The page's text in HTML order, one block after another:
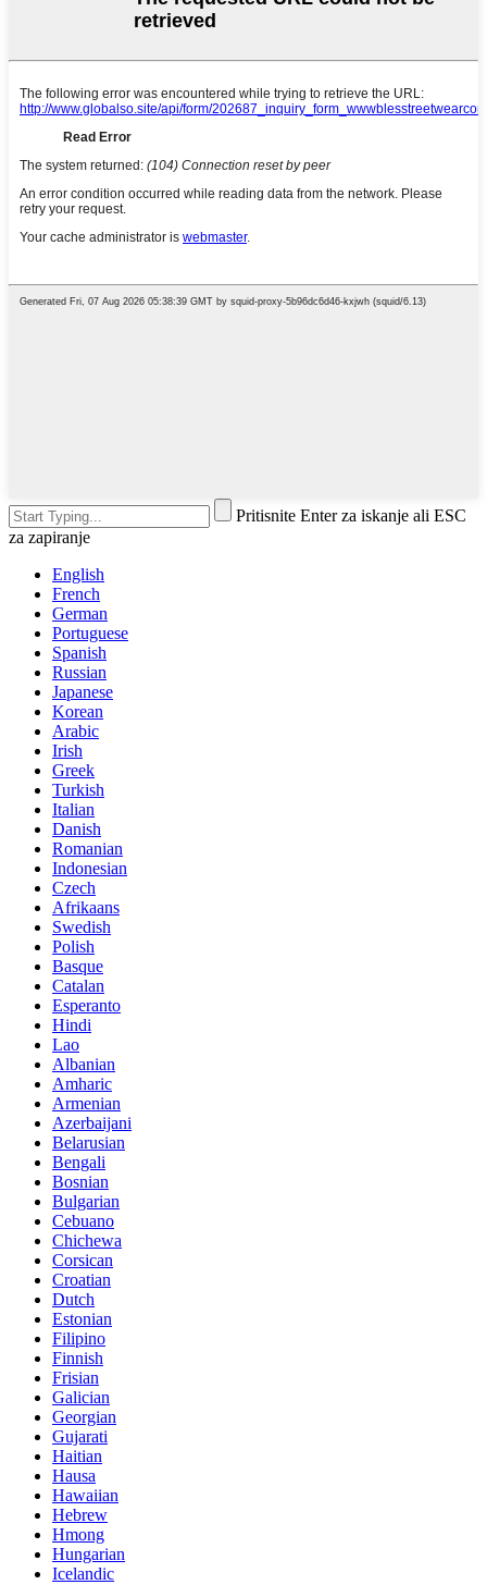
Pritisnite Enter za iskanje ali ESC
za zapiranje
English
French
German
Portuguese
Spanish
Russian
Japanese
Korean
Arabic
Irish
Greek
Turkish
Italian
Danish
Romanian
Indonesian
Czech
Afrikaans
Swedish
Polish
Basque
Catalan
Esperanto
Hindi
Lao
Albanian
Amharic
Armenian
Azerbaijani
Belarusian
Bengali
Bosnian
Bulgarian
Cebuano
Chichewa
Corsican
Croatian
Dutch
Estonian
Filipino
Finnish
Frisian
Galician
Georgian
Gujarati
Haitian
Hausa
Hawaiian
Hebrew
Hmong
Hungarian
Icelandic